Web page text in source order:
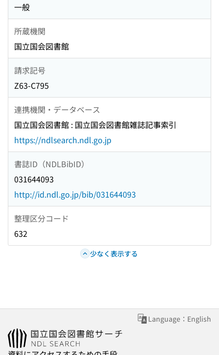
一般
所蔵機関
国立国会図書館
請求記号
Z63-C795
連携機関・データベース
国立国会図書館 : 国立国会図書館雑誌記事索引
https://ndlsearch.ndl.go.jp
書誌ID（NDLBibID）
031644093
http://id.ndl.go.jp/bib/031644093
整理区分コード
632
少なく表示する
Language：English